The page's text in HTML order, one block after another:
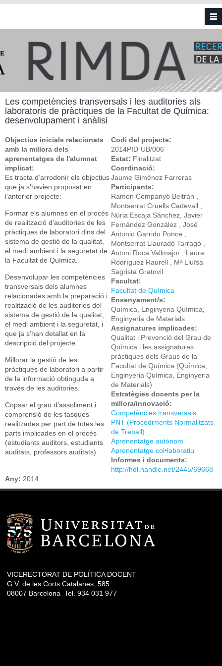
Vés al contingut
Les competències transversals i les auditories als
laboratoris de pràctiques de la Facultat de Química:
desenvolupament i anàlisi
Objectius inicials relacionats
amb la millora dels
aprenentatges de l'alumnat
implicat:
Es tracta d’arrodonir els objectius
que ja s’havien proposat en
l’anterior projecte:
Formar els alumnes en el procés
de realització d’auditories de les
pràctiques de laboratori dins del
sistema de gestió de la qualitat,
el medi ambient i la seguretat de
la Facultat de Química.
Desenvolupar les competències
transversals dels alumnes
relacionades amb la preparació i
realització de les auditories del
sistema de gestió de la qualitat,
el medi ambient i la seguretat, i
que ja s’han detallat en la
descripció del projecte.
Millorar la gestió de les
pràctiques de laboratori a partir
de la informació obtinguda a
través de les auditories.
Copsar el grau d’assoliment i
comprensió de les tasques
realitzades per part de totes les
parts implicades en el procés
(estudiants auditors, estudiants
auditats, professors auditats).
Codi del projecte:
2014PID-UB/006
Estat: Finalitzat
Coordinació:
Jaume Giménez Farreras
Participants:
Ramon Companyó Beltrán ,
Montserrat Cruells Cadevall ,
Núria Escaja Sánchez, Javier
Fernández González , José
Antonio Garrido Ponce ,
Montserrat Llauradó Tarragó ,
Antoni Roca Vallmajor , Laura
Rodríguez Raurell , Mª Lluïsa
Sagrista Gratovil
Facultat:
Facultat de Química
Ensenyament/s:
Química, Enginyeria Química,
Enginyeria de Materials
Assignatures implicades:
Qualitat i Prevenció del Grau de
Química i les assignatures
pràctiques dels Graus de la
Facultat de Química (Química,
Enginyeria Química, Enginyeria
de Materials)
Estratègies docents per la
millora/innovació:
Competències transversals
PNT (Procediments Normalitzats
de Treball)
Aprenentatge autònom
Aprenentatge col•laboratiu
Informes i documents:
http://hdl.handle.net/2445/69668
Any: 2014
VICERECTORAT DE POLÍTICA DOCENT
G.V. de les Corts Catalanes, 585
08007 Barcelona Tel. 934 031 977